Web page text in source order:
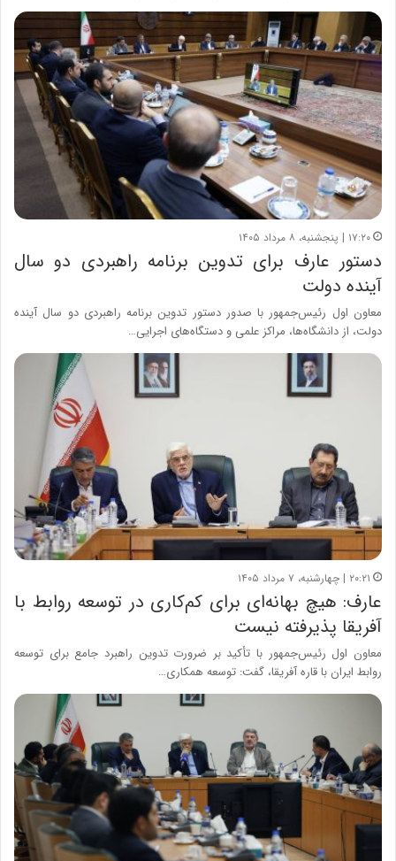
۱۷:۲۰ | پنجشنبه، ۸ مرداد ۱۴۰۵
دستور عارف برای تدوین برنامه راهبردی دو سال
آینده دولت
معاون اول رئیس‌جمهور با صدور دستور تدوین برنامه راهبردی دو سال آینده
دولت، از دانشگاه‌ها، مراکز علمی و دستگاه‌های اجرایی…
۲۰:۲۱ | چهارشنبه، ۷ مرداد ۱۴۰۵
عارف: هیچ بهانه‌ای برای کم‌کاری در توسعه روابط با
آفریقا پذیرفته نیست
معاون اول رئیس‌جمهور با تأکید بر ضرورت تدوین راهبرد جامع برای توسعه
روابط ایران با قاره آفریقا، گفت: توسعه همکاری…